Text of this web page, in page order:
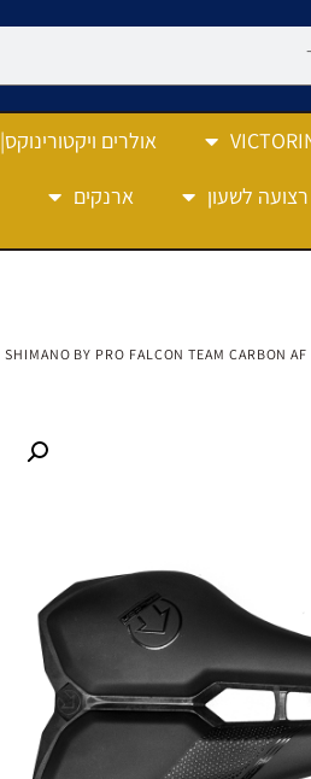
אולרים ויקטורינוקס|VICTORINOX
רצועה לשעון ארנקים
/ SHIMANO BY PRO FALCON TEAM CARBON AF